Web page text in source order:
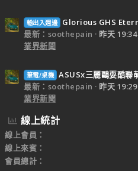
輸出入週邊
Glorious GHS
最新：soothepain
昨天 19:34
業界新聞
筆電/桌機 ASUSx三麗鷗耍酷聯
最新：soothepain
昨天 19:29
業界新聞
線上統計
線上會員
線上來賓
會員總計